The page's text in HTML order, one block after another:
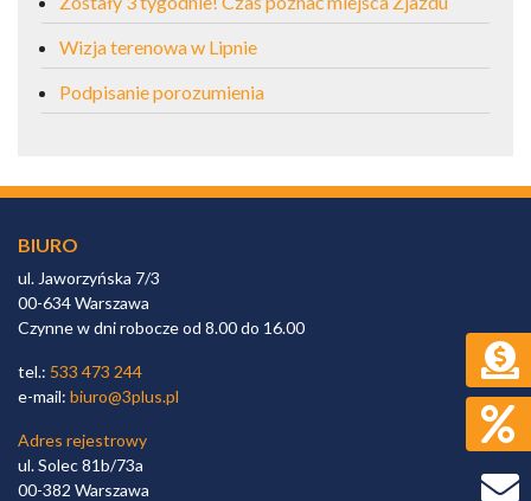
Wizja terenowa w Lipnie
Podpisanie porozumienia
BIURO
ul. Jaworzyńska 7/3
00-634 Warszawa
Czynne w dni robocze od 8.00 do 16.00
tel.: 533 473 244
e-mail: biuro@3plus.pl
Adres rejestrowy
ul. Solec 81b/73a
00-382 Warszawa